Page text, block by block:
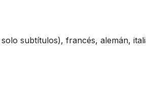
subtítulos), francés, alemán,